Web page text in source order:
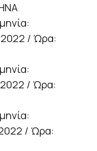
/ Ώρα:
/ Ώρα:
/ Ώρα: